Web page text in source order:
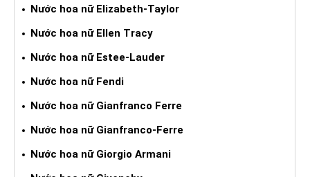
Nước hoa nữ Elizabeth-Taylor
Nước hoa nữ Ellen Tracy
Nước hoa nữ Estee-Lauder
Nước hoa nữ Fendi
Nước hoa nữ Gianfranco Ferre
Nước hoa nữ Gianfranco-Ferre
Nước hoa nữ Giorgio Armani